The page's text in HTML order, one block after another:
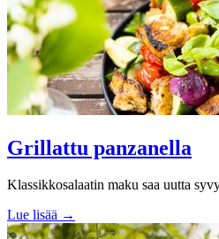
Grillattu panzanella
Klassikkosalaatin maku saa uutta
Lue lisää →